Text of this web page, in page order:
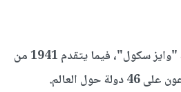
سيتقدمون للامتحانات عبر برمجية "وايز سكول"، فيما يتقدم 1941 من
العالم.